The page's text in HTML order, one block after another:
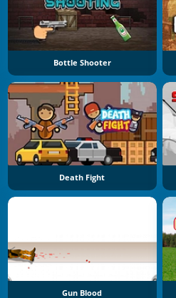
Bottle Shooter
Death Fight
Gun Blood